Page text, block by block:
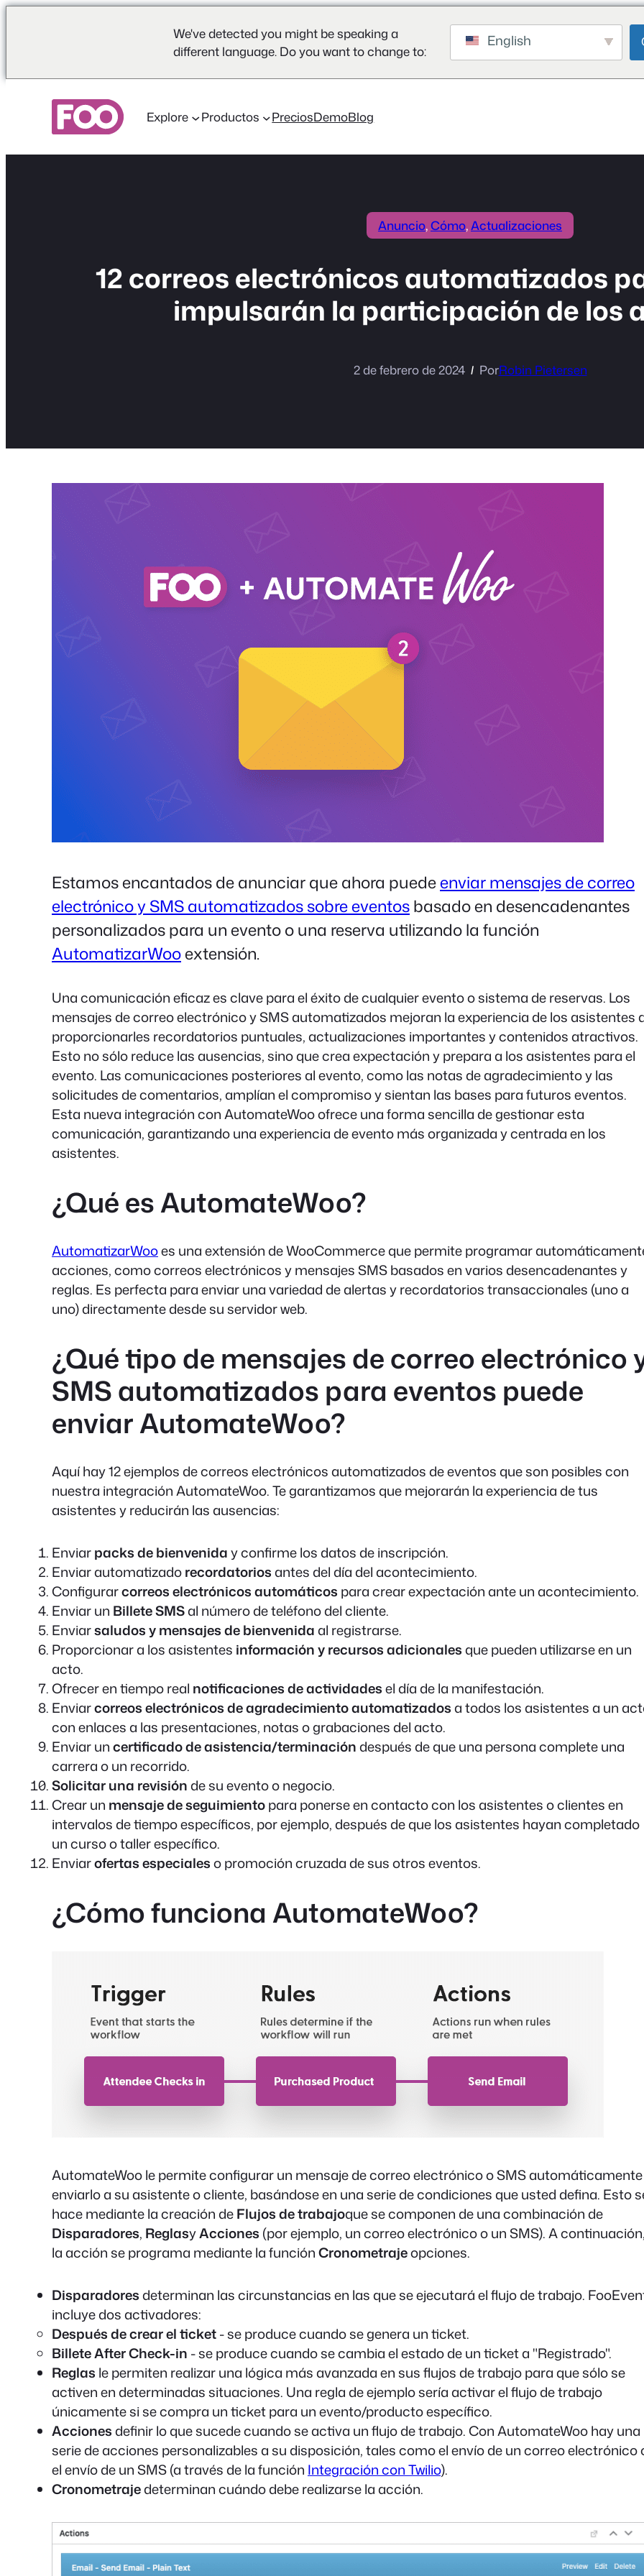
We've detected you might be speaking a
different language. Do you want to change to:
English
contenido
Explore Productos PreciosDemoBlog
Anuncio, Cómo, Actualizaciones
12 correos electrónicos automatizados
impulsarán la participación de los
2 de febrero de 2024 PorRobin Pietersen
Estamos encantados de anunciar que ahora puedeenviar mensajes de correo
electrónico y SMS automatizados sobre eventosbasado en desencadenantes
personalizados para un evento o una reserva utilizando la función
AutomatizarWooextensión.
Una comunicación eficaz es clave para el éxito de cualquier evento o sistema de reservas. Los
mensajes de correo electrónico y SMS automatizados mejoran la experiencia de los asistentes
proporcionarles recordatorios puntuales, actualizaciones importantes y contenidos atractivos.
Esto no sólo reduce las ausencias, sino que crea expectación y prepara a los asistentes para el
evento. Las comunicaciones posteriores al evento, como las notas de agradecimiento y las
solicitudes de comentarios, amplían el compromiso y sientan las bases para futuros eventos.
Esta nueva integración con AutomateWoo ofrece una forma sencilla de gestionar esta
comunicación, garantizando una experiencia de evento más organizada y centrada en los
asistentes.
¿Qué es AutomateWoo?
AutomatizarWooes una extensión de WooCommerce que permite programar
acciones, como correos electrónicos y mensajes SMS basados en varios desencadenantes y
reglas. Es perfecta para enviar una variedad de alertas y recordatorios transaccionales (uno a
uno) directamente desde su servidor web.
¿Qué tipo de mensajes de correo electrónico
SMS automatizados para eventos puede
enviar AutomateWoo?
Aquí hay 12 ejemplos de correos electrónicos automatizados de eventos que son posibles con
nuestra integración AutomateWoo. Te garantizamos que mejorarán la experiencia de tus
asistentes y reducirán las ausencias:
Enviarpacks de bienveniday confirme los datos de inscripción.
Enviar automatizadorecordatoriosantes del día del acontecimiento.
Configurarcorreos electrónicos automáticos para crear expectación ante un acontecimiento.
Enviar un Billete SMSal número de teléfono del cliente.
Enviarsaludos y mensajes de bienvenidaal registrarse.
Proporcionar a los asistentes información y recursos adicionalesque pueden utilizarse en un
acto.
Ofrecer en tiempo real notificaciones de actividadesel día de la manifestación.
Enviarcorreos electrónicos de agradecimiento automatizadosa todos los asistentes a un
con enlaces a las presentaciones, notas o grabaciones del acto.
Enviar uncertificado de asistencia/terminacióndespués de que una persona complete una
carrera o un recorrido.
Solicitar una revisiónde su evento o negocio.
Crear un mensaje de seguimientopara ponerse en contacto con los asistentes o clientes en
intervalos de tiempo específicos, por ejemplo, después de que los asistentes hayan completado
un curso o taller específico.
Enviarofertas especialeso promoción cruzada de sus otros eventos.
¿Cómo funciona AutomateWoo?
AutomateWoo le permite configurar un mensaje de correo electrónico o SMS
enviarlo a su asistente o cliente, basándose en una serie de condiciones que usted defina. Esto
hace mediante la creación deFlujos de trabajoque se componen de una combinación de
Disparadores, ReglasyAcciones (por ejemplo, un correo electrónico o un SMS). A
la acción se programa mediante la funciónCronometrajeopciones.
Disparadoresdeterminan las circunstancias en las que se ejecutará el flujo de trabajo.
incluye dos activadores:
Después de crear el ticket- se produce cuando se genera un ticket.
Billete After Check-in - se produce cuando se cambia el estado de un ticket a "Registrado".
Reglas le permiten realizar una lógica más avanzada en sus flujos de trabajo para que sólo se
activen en determinadas situaciones. Una regla de ejemplo sería activar el flujo de trabajo
únicamente si se compra un ticket para un evento/producto específico.
Accionesdefinir lo que sucede cuando se activa un flujo de trabajo. Con AutomateWoo hay una
serie de acciones personalizables a su disposición, tales como el envío de un correo electrónico
el envío de un SMS (a través de la función Integración con Twilio).
Cronometrajedeterminan cuándo debe realizarse la acción.